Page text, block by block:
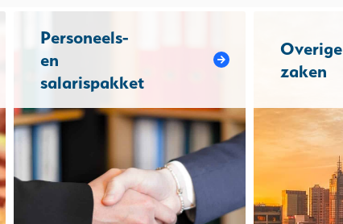
Personeels-
en
salarispakket
Overige
zaken